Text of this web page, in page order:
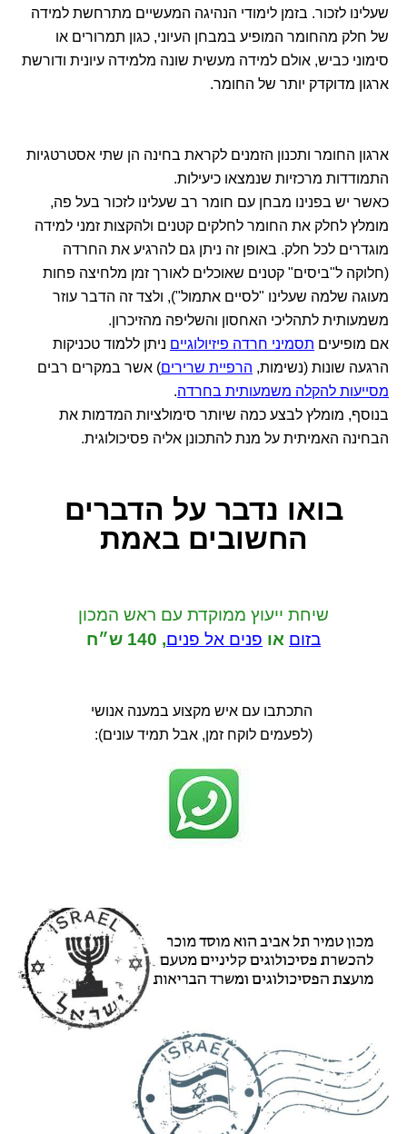
שעלינו לזכור. בזמן לימודי הנהיגה המעשיים מתרחשת למידה
של חלק מהחומר המופיע במבחן העיוני, כגון תמרורים או
סימוני כביש, אולם למידה מעשית שונה מלמידה עיונית ודורשת
ארגון מדוקדק יותר של החומר.
ארגון החומר ותכנון הזמנים לקראת בחינה הן שתי אסטרטגיות
התמודדות מרכזיות שנמצאו כיעילות.
כאשר יש בפנינו מבחן עם חומר רב שעלינו לזכור בעל פה,
מומלץ לחלק את החומר לחלקים קטנים ולהקצות זמני למידה
מוגדרים לכל חלק. באופן זה ניתן גם להרגיע את החרדה
(חלוקה ל"ביסים" קטנים שאוכלים לאורך זמן מלחיצה פחות
מעוגה שלמה שעלינו "לסיים אתמול"), ולצד זה הדבר עוזר
משמעותית לתהליכי האחסון והשליפה מהזיכרון.
אם מופיעים תסמיני חרדה פיזיולוגיים ניתן ללמוד טכניקות
הרגעה שונות (נשימות, הרפיית שרירים) אשר במקרים רבים
מסייעות להקלה משמעותית בחרדה.
בנוסף, מומלץ לבצע כמה שיותר סימולציות המדמות את
הבחינה האמיתית על מנת להתכונן אליה פסיכולוגית.
בואו נדבר על הדברים
החשובים באמת
שיחת ייעוץ ממוקדת עם ראש המכון
בזום או פנים אל פנים, 140 ש״ח
התכתבו עם איש מקצוע במענה אנושי
(לפעמים לוקח זמן, אבל תמיד עונים):